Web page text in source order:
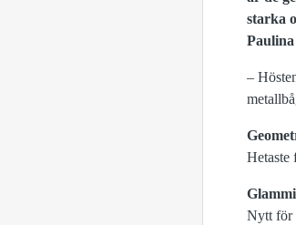
starka
Paulina
–
Hetaste
Nytt för